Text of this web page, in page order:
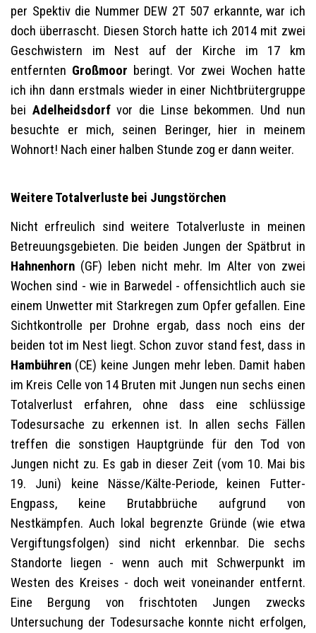
per Spektiv die Nummer DEW 2T 507 erkannte, war ich
doch überrascht. Diesen Storch hatte ich 2014 mit zwei
Geschwistern im Nest auf der Kirche im 17 km
entfernten Großmoor beringt. Vor zwei Wochen hatte
ich ihn dann erstmals wieder in einer Nichtbrütergruppe
bei Adelheidsdorfvor die Linse bekommen. Und nun
besuchte er mich, seinen Beringer, hier in meinem
Wohnort! Nach einer halben Stunde zog er dann weiter.
Weitere Totalverluste bei Jungstörchen
Nicht erfreulich sind weitere Totalverluste in meinen
Betreuungsgebieten. Die beiden Jungen der Spätbrut in
Hahnenhorn (GF) leben nicht mehr. Im Alter von zwei
Wochen sind - wie in Barwedel - offensichtlich auch sie
einem Unwetter mit Starkregen zum Opfer gefallen. Eine
Sichtkontrolle per Drohne ergab, dass noch eins der
beiden tot im Nest liegt. Schon zuvor stand fest, dass in
Hambühren (CE) keine Jungen mehr leben. Damit haben
im Kreis Celle von 14 Bruten mit Jungen nun sechs einen
Totalverlust erfahren, ohne dass eine schlüssige
Todesursache zu erkennen ist. In allen sechs Fällen
treffen die sonstigen Hauptgründe für den Tod von
Jungen nicht zu. Es gab in dieser Zeit (vom 10. Mai bis
19. Juni) keine Nässe/Kälte-Periode, keinen Futter-
Engpass, keine Brutabbrüche aufgrund von
Nestkämpfen. Auch lokal begrenzte Gründe (wie etwa
Vergiftungsfolgen) sind nicht erkennbar. Die sechs
Standorte liegen - wenn auch mit Schwerpunkt im
Westen des Kreises - doch weit voneinander entfernt.
Eine Bergung von frischtoten Jungen zwecks
Untersuchung der Todesursache konnte nicht erfolgen,